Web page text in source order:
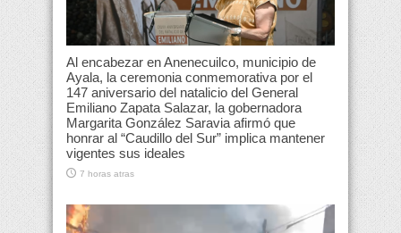
Al encabezar en Anenecuilco, municipio de
Ayala, la ceremonia conmemorativa por el
147 aniversario del natalicio del General
Emiliano Zapata Salazar, la gobernadora
Margarita González Saravia afirmó que
honrar al “Caudillo del Sur” implica mantener
vigentes sus ideales
7 horas atras